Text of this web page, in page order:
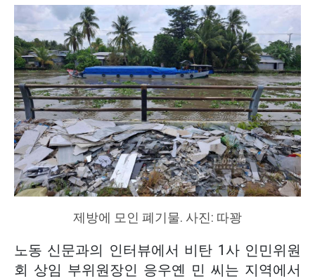
제방에 모인 폐기물. 사진: 따꽝
노동 신문과의 인터뷰에서 비탄 1사 인민위원
회 상임 부위원장인 응우옌 민 씨는 지역에서